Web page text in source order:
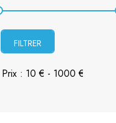
FILTRER